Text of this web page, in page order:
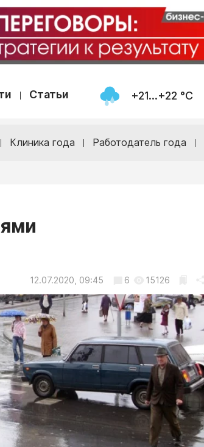
Статьи +21...+22 °С
Клиника года Работодатель года
12.07.2020, 09:45 6 15126